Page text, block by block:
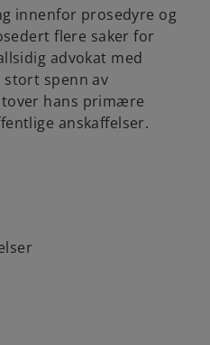
innenfor prosedyre og
flere saker for
advokat med
spenn av
hans primære
anskaffelser.